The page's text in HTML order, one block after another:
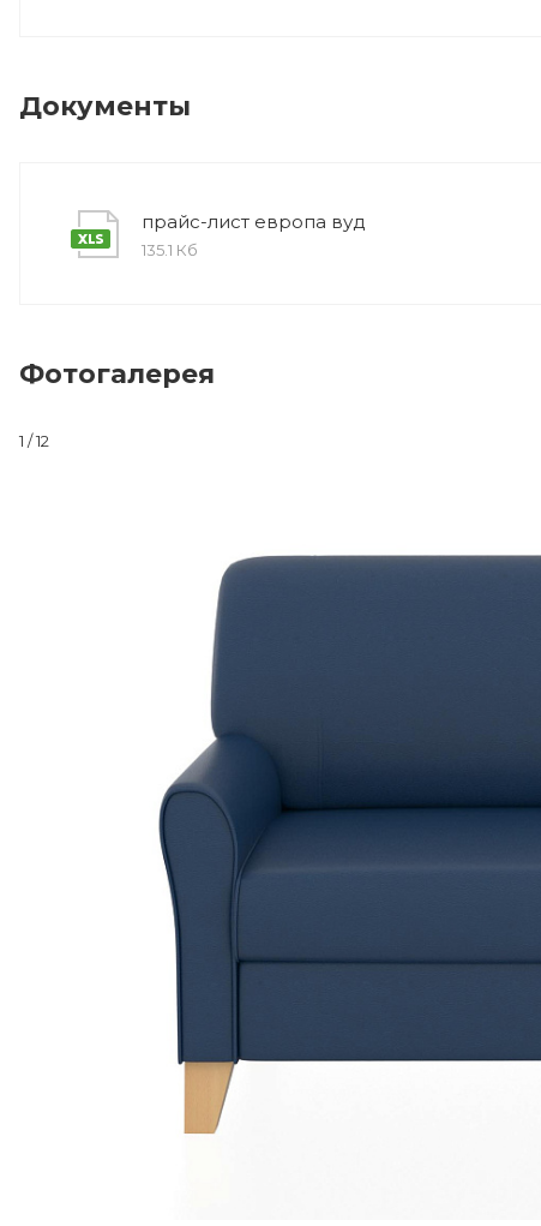
Документы
прайс-лист европа вуд
135.1 Кб
Фотогалерея
1 / 12